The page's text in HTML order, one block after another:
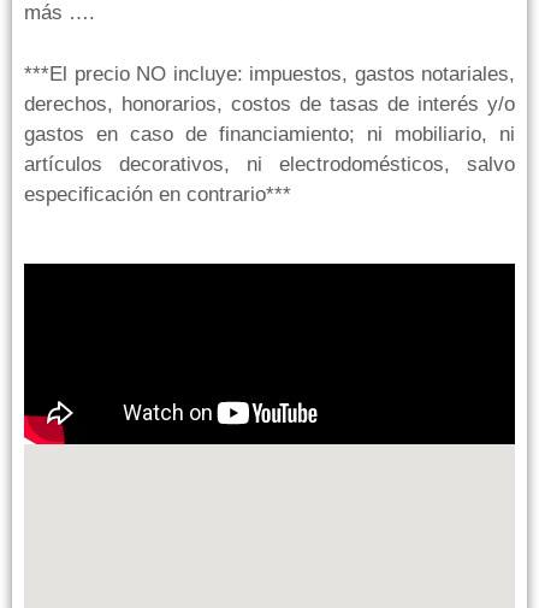
más ….
***El precio NO incluye: impuestos, gastos notariales,
derechos, honorarios, costos de tasas de interés y/o
gastos en caso de financiamiento; ni mobiliario, ni
artículos decorativos, ni electrodomésticos, salvo
especificación en contrario***